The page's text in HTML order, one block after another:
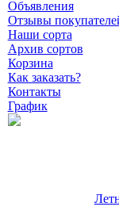
Объявления
Отзывы
Наши сорта
Архив сортов
Корзина
Как заказать?
Контакты
График